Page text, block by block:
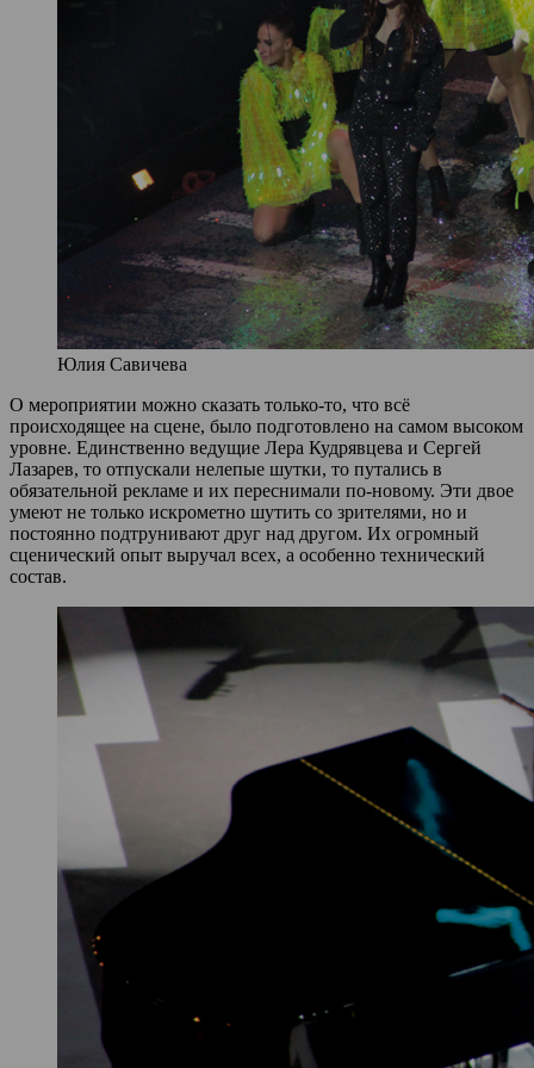
Юлия Савичева
О мероприятии можно сказать только-то, что всё
происходящее на сцене, было подготовлено на самом высоком
уровне. Единственно ведущие Лера Кудрявцева и Сергей
Лазарев, то отпускали нелепые шутки, то путались в
обязательной рекламе и их переснимали по-новому. Эти двое
умеют не только искрометно шутить со зрителями, но и
постоянно подтрунивают друг над другом. Их огромный
сценический опыт выручал всех, а особенно технический
состав.